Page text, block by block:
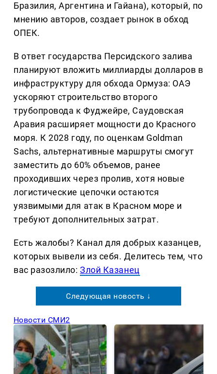
Бразилия, Аргентина и Гайана), который, по
мнению авторов, создает рынок в обход
ОПЕК.
В ответ государства Персидского залива
планируют вложить миллиарды долларов в
инфраструктуру для обхода Ормуза: ОАЭ
ускоряют строительство второго
трубопровода к Фуджейре, Саудовская
Аравия расширяет мощности до Красного
моря. К 2028 году, по оценкам Goldman
Sachs, альтернативные маршруты смогут
заместить до 60% объемов, ранее
проходивших через пролив, хотя новые
логистические цепочки остаются
уязвимыми для атак в Красном море и
требуют дополнительных затрат.
Есть жалобы? Канал для добрых казанцев,
которых вывели из себя. Делитеcь тем, что
вас разозлило:Злой Казанец
Следующая новость ↓
Новости СМИ2